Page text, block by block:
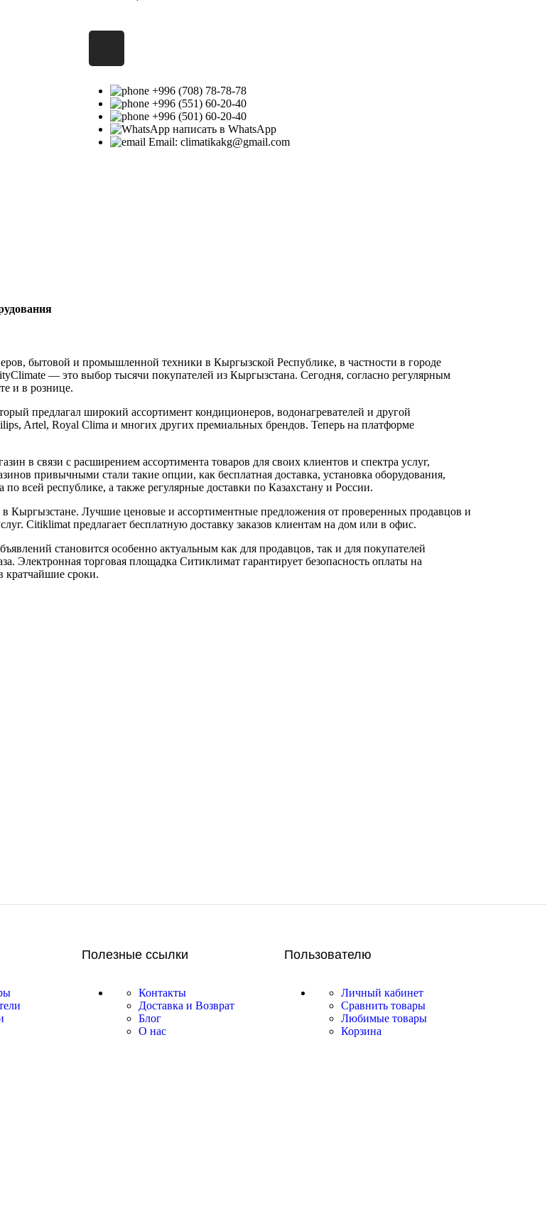
+996 (708) 78-78-78
+996 (551) 60-20-40
+996 (501) 60-20-40
написать в WhatsApp
Email: climatikakg@gmail.com
бытовой и промышленной техники в Кыргызской Республике, в частности в городе
— это выбор тысячи покупателей из Кыргызстана. Сегодня, согласно регулярным
и в рознице.
предлагал широкий ассортимент кондиционеров, водонагревателей и другой
Artel, Royal Clima и многих других премиальных брендов. Теперь на платформе
в связи с расширением ассортимента товаров для своих клиентов и спектра услуг,
привычными стали такие опции, как бесплатная доставка, установка оборудования,
всей республике, а также регулярные доставки по Казахстану и России.
Кыргызстане. Лучшие ценовые и ассортиментные предложения от проверенных продавцов и
Citiklimat предлагает бесплатную доставку заказов клиентам на дом или в офис.
становится особенно актуальным как для продавцов, так и для покупателей
Электронная торговая площадка Ситиклимат гарантирует безопасность оплаты на
кратчайшие сроки.
Полезные ссылки
Контакты
Доставка и Возврат
Блог
О нас
Пользователю
Личный кабинет
Сравнить товары
Любимые товары
Корзина